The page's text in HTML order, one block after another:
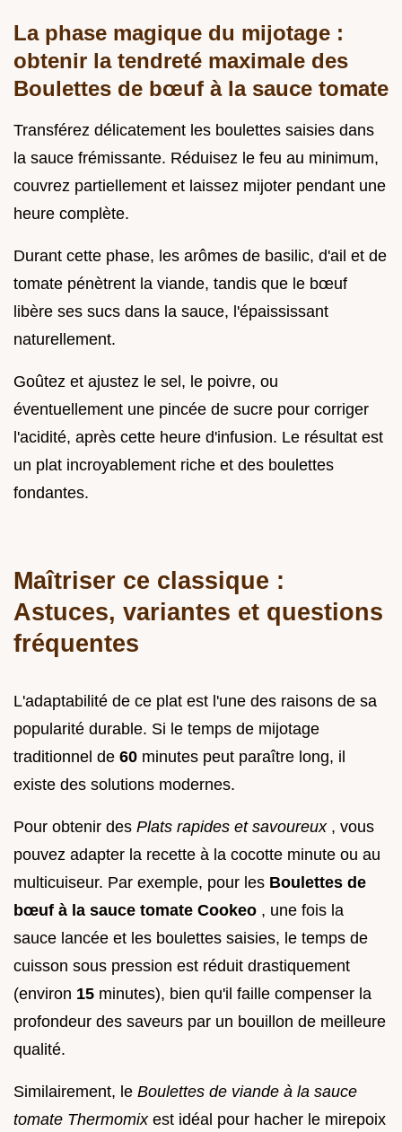
La phase magique du mijotage :
obtenir la tendreté maximale des
Boulettes de bœuf à la sauce tomate
Transférez délicatement les boulettes saisies dans
la sauce frémissante. Réduisez le feu au minimum,
couvrez partiellement et laissez mijoter pendant une
heure complète.
Durant cette phase, les arômes de basilic, d'ail et de
tomate pénètrent la viande, tandis que le bœuf
libère ses sucs dans la sauce, l'épaississant
naturellement.
Goûtez et ajustez le sel, le poivre, ou
éventuellement une pincée de sucre pour corriger
l'acidité, après cette heure d'infusion. Le résultat est
un plat incroyablement riche et des boulettes
fondantes.
Maîtriser ce classique :
Astuces, variantes et questions
fréquentes
L'adaptabilité de ce plat est l'une des raisons de sa
popularité durable. Si le temps de mijotage
traditionnel de 60 minutes peut paraître long, il
existe des solutions modernes.
Pour obtenir des Plats rapides et savoureux , vous
pouvez adapter la recette à la cocotte minute ou au
multicuiseur. Par exemple, pour les Boulettes de
bœuf à la sauce tomate Cookeo , une fois la
sauce lancée et les boulettes saisies, le temps de
cuisson sous pression est réduit drastiquement
(environ 15 minutes), bien qu'il faille compenser la
profondeur des saveurs par un bouillon de meilleure
qualité.
Similairement, le Boulettes de viande à la sauce
tomate Thermomix est idéal pour hacher le mirepoix